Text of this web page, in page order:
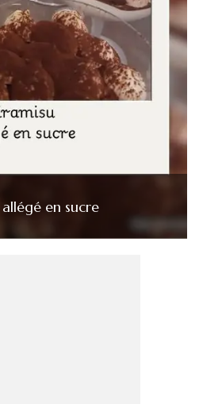
en sucre